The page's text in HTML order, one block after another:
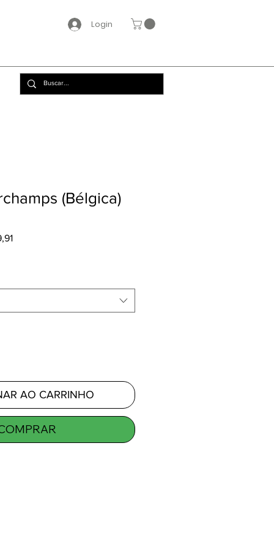
Login
(Bélgica)
Preço
AO CARRINHO